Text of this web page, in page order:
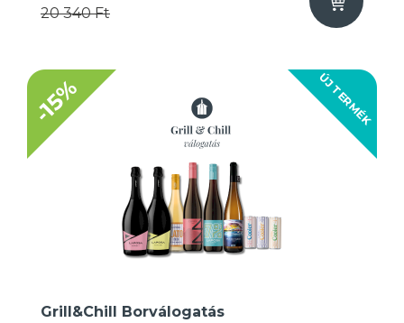
20 340 Ft
ÚJ TERMÉK
-15%
Grill&Chill Borválogatás